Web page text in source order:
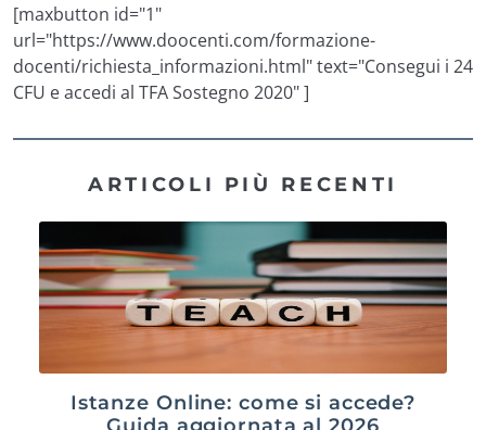
[maxbutton id="1"
url="https://www.doocenti.com/formazione-
docenti/richiesta_informazioni.html" text="Consegui i 24
CFU e accedi al TFA Sostegno 2020" ]
ARTICOLI PIÙ RECENTI
Istanze Online: come si accede?
Guida aggiornata al 2026